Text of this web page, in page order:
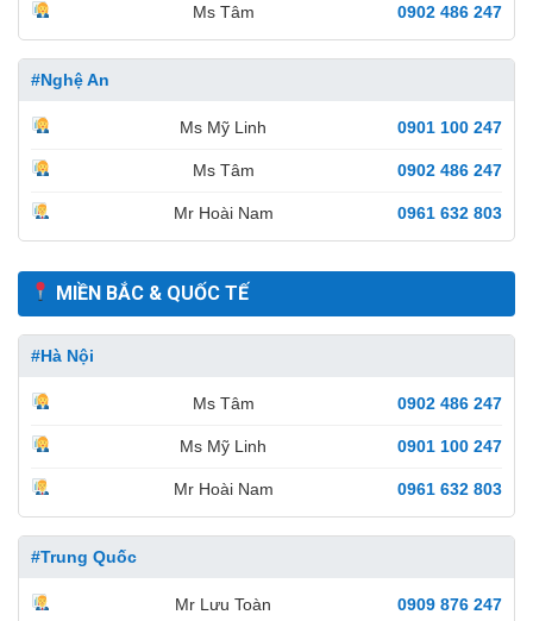
Ms Tâm 0902 486 247
#Nghệ An
Ms Mỹ Linh 0901 100 247
Ms Tâm 0902 486 247
Mr Hoài Nam 0961 632 803
MIỀN BẮC & QUỐC TẾ
#Hà Nội
Ms Tâm 0902 486 247
Ms Mỹ Linh 0901 100 247
Mr Hoài Nam 0961 632 803
#Trung Quốc
Mr Lưu Toàn 0909 876 247